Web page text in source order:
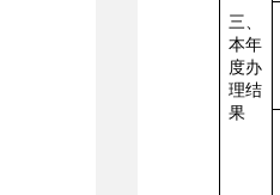
三、
本年
度办
理结
果